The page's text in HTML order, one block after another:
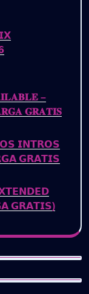
–
𝐆𝐑𝐀𝐓𝐈𝐒
𝗜𝗡𝗧𝗥𝗢𝗦
𝗚𝗥𝗔𝗧𝗜𝗦
𝗚𝗥𝗔𝗧𝗜𝗦)